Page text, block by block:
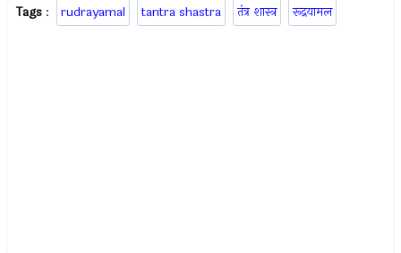
Tags : rudrayamal tantra shastra तंत्र शास्त्र रूद्रयामल